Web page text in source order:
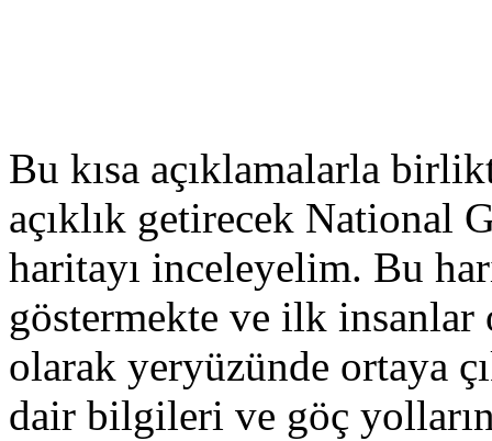
Bu kısa açıklamalarla
açıklık getirecek National
haritayı inceleyelim. Bu
göstermekte ve ilk
olarak yeryüzünde ortaya
dair bilgileri ve göç